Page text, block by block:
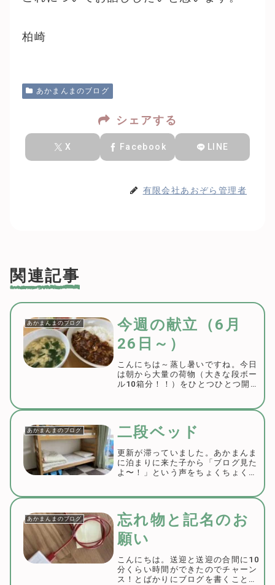
柏崎
あかまんまのブログ
シェアする
X Facebook LINE
有限会社あおぞら管理者
関連記事
あかまんまのブログ
今週の献立（6月
26日～）
こんにちは～蒸し暑いですね。今日
は朝から大量の荷物（大きな段ボー
ル10箱分！！）をひとつひとつ開封
べたい。新商品のほうじ茶わらびが
気になっています。配達途中にあっ
た小児科、駐車...
あかまんまのブログ 二段ベッド
更新が滞っていました。あかまんま
に泊まりに来た子から「ブログ見た
よ〜！」という声をちょくちょくい
いぶ前の予告ですが、いつか書きた
いと思っていた二段ベッドのお話で
す。５月にあかま...
あかまんまのブログ
忘れ物と記名のお
願い
こんにちは。送迎と送迎の合間に10
分くらい時間ができたのでチャーン
ス！とばかりにブログを書くことに